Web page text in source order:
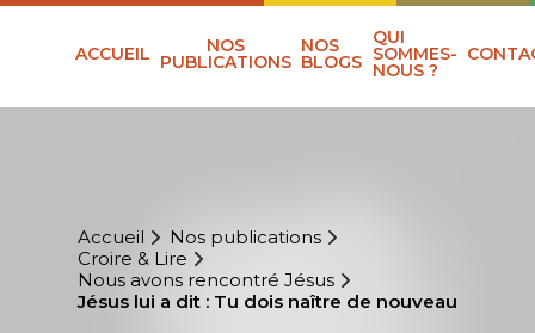
ACCUEIL NOS
PUBLICATIONS
NOS
BLOGS
QUI
SOMMES-
NOUS ?
Accueil
Nos publications
Croire & Lire
Nous avons rencontré Jésus
Jésus lui a dit : Tu dois naître de nouveau